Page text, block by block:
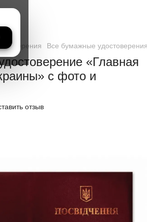
Все бумажные
«Главная
с фото и
отзыв